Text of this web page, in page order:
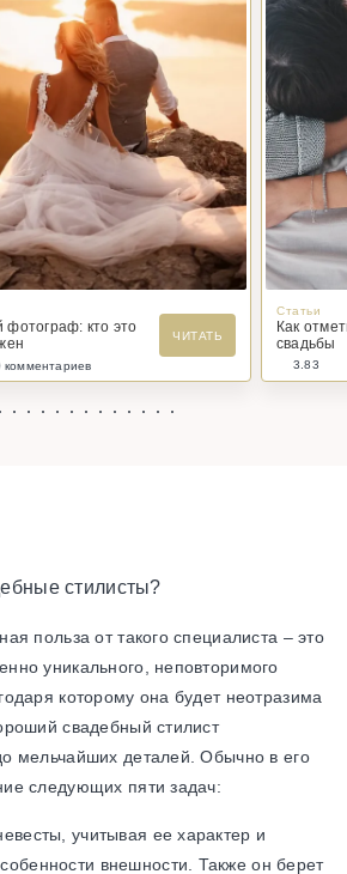
кто это
ЧИТАТЬ
комментариев
Статьи
Как
свадьбы
3.83
стилисты?
польза от такого специалиста – это
уникального, неповторимого
которому она будет неотразима
свадебный стилист
мельчайших деталей. Обычно в его
следующих пяти задач:
учитывая ее характер и
внешности. Также он берет